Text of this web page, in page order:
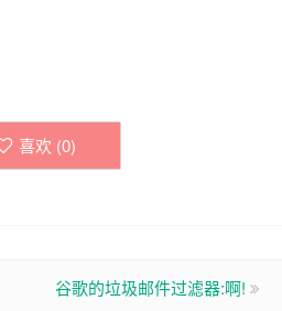
喜欢 (0)
谷歌的垃圾邮件过滤器:啊!